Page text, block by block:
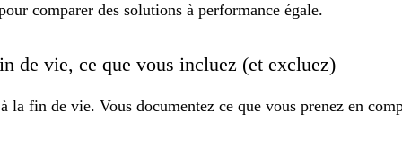
comparer des solutions à performance égale.
de vie, ce que vous incluez (et excluez)
fin de vie. Vous documentez ce que vous prenez en